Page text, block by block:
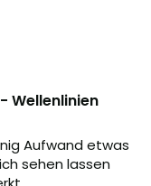
Wellenlinien
Aufwand etwas
sehen lassen